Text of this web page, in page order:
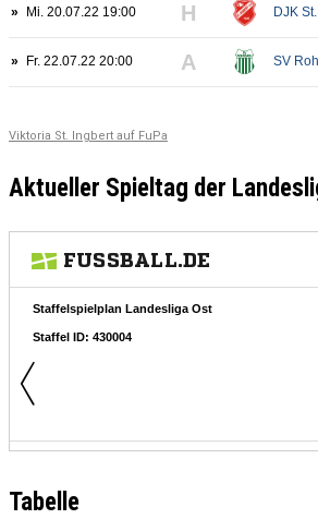
» Mi. 20.07.22 19:00 H DJK
» Fr. 22.07.22 20:00 A SV
Viktoria St. Ingbert auf FuPa
Aktueller Spieltag der
Tabelle